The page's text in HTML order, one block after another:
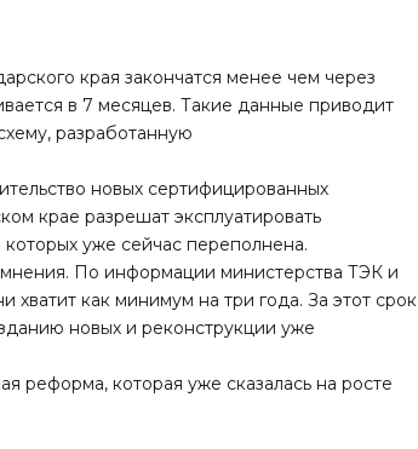
края закончатся менее чем через
в 7 месяцев. Такие данные приводит
разработанную
новых сертифицированных
крае разрешат эксплуатировать
уже сейчас переполнена.
По информации министерства ТЭК и
как минимум на три года. За этот срок
новых и реконструкции уже
реформа, которая уже сказалась на росте